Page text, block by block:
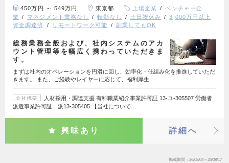
450万円 ～ 549万円 東京都 上場企業
ベンチャー企
業
マネジメント業務なし 転勤なし 土日祝休み
3,000万円以上
資金調達済
リモートワーク可能 副業してもOK
総務業務全般および、社内システムのアカ
ウント管理等を幅広く携わっていただきま
す。
まずは社内のオペレーションを円滑に回し、効率化・仕組み化を推進していただ
きます。 また、ご経験やレイヤーに応じて、福利厚生…
会社概要
人材採用・調達支援 有料職業紹介事業許可証 13-ユ-305507 労働者
派遣事業許可証 派13-305405 【当社について…
興味あり 詳細へ
掲載期間 26/08/04～26/08/17